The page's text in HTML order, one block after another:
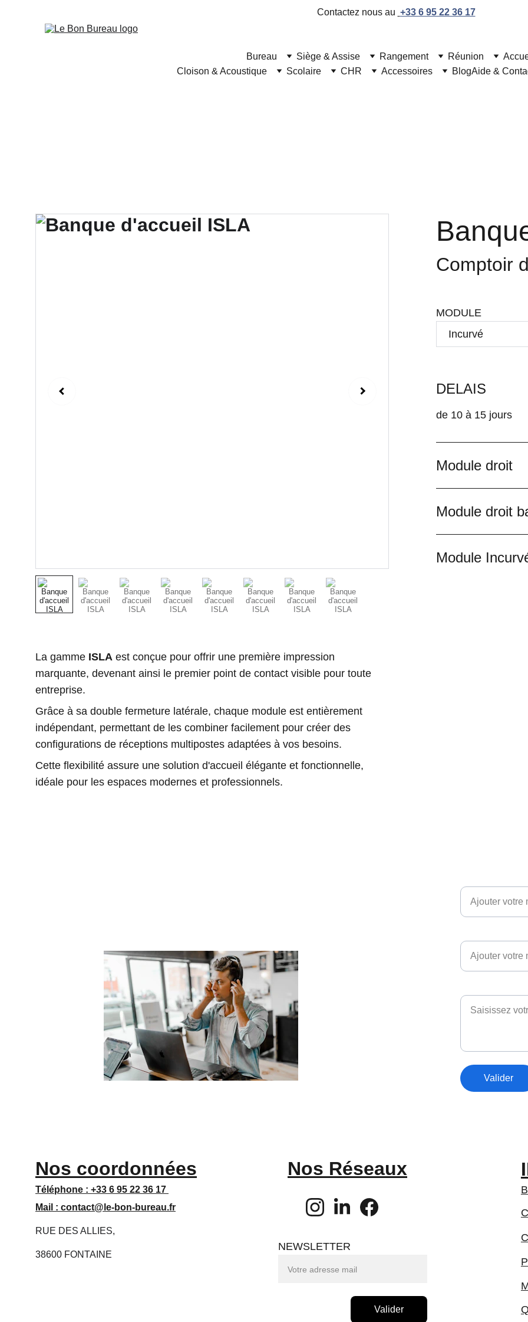
Contactez nous au +33 6 95 22 36 17
Bureau Siège & Assise Rangement Réunion
Cloison & Acoustique
Scolaire CHR Accessoires BlogAide &
La gamme ISLA est conçue pour offrir une première impression
marquante, devenant ainsi le premier point de contact visible pour toute
entreprise.
Grâce à sa double fermeture latérale, chaque module est entièrement
indépendant, permettant de les combiner facilement pour créer des
configurations de réceptions multipostes adaptées à vos besoins.
Cette flexibilité assure une solution d'accueil élégante et fonctionnelle,
idéale pour les espaces modernes et professionnels.
Comptoir
MODULE
DELAIS
de 10 à 15 jours
Module droit
Module droit
Module
Valider
Téléphone : +33 6 95 22 36 17
Mail : contact@le-bon-bureau.fr
RUE DES ALLIES,
38600 FONTAINE
Nos Réseaux
Nos coordonnées
NEWSLETTER
Valider